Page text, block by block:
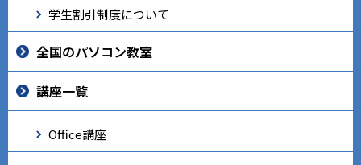
学生割引制度について
全国のパソコン教室
講座一覧
Office講座